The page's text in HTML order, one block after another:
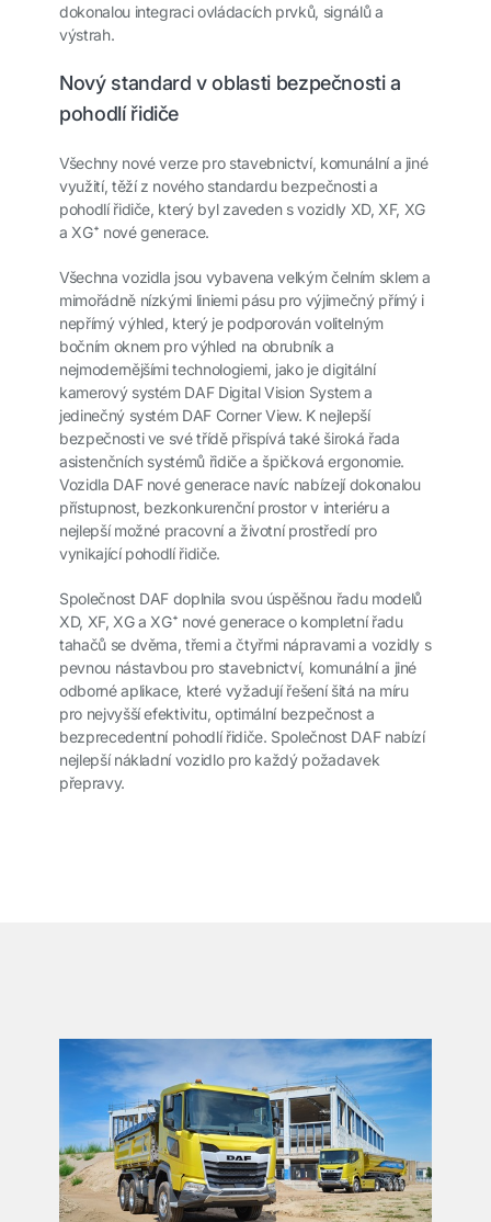
dokonalou integraci ovládacích prvků, signálů a
výstrah.
Nový standard v oblasti bezpečnosti a
pohodlí řidiče
Všechny nové verze pro stavebnictví, komunální a jiné
využití, těží z nového standardu bezpečnosti a
pohodlí řidiče, který byl zaveden s vozidly XD, XF, XG
a XG⁺ nové generace.
Všechna vozidla jsou vybavena velkým čelním sklem a
mimořádně nízkými liniemi pásu pro výjimečný přímý i
nepřímý výhled, který je podporován volitelným
bočním oknem pro výhled na obrubník a
nejmodernějšími technologiemi, jako je digitální
kamerový systém DAF Digital Vision System a
jedinečný systém DAF Corner View. K nejlepší
bezpečnosti ve své třídě přispívá také široká řada
asistenčních systémů řidiče a špičková ergonomie.
Vozidla DAF nové generace navíc nabízejí dokonalou
přístupnost, bezkonkurenční prostor v interiéru a
nejlepší možné pracovní a životní prostředí pro
vynikající pohodlí řidiče.
Společnost DAF doplnila svou úspěšnou řadu modelů
XD, XF, XG a XG⁺ nové generace o kompletní řadu
tahačů se dvěma, třemi a čtyřmi nápravami a vozidly s
pevnou nástavbou pro stavebnictví, komunální a jiné
odborné aplikace, které vyžadují řešení šitá na míru
pro nejvyšší efektivitu, optimální bezpečnost a
bezprecedentní pohodlí řidiče. Společnost DAF nabízí
nejlepší nákladní vozidlo pro každý požadavek
přepravy.